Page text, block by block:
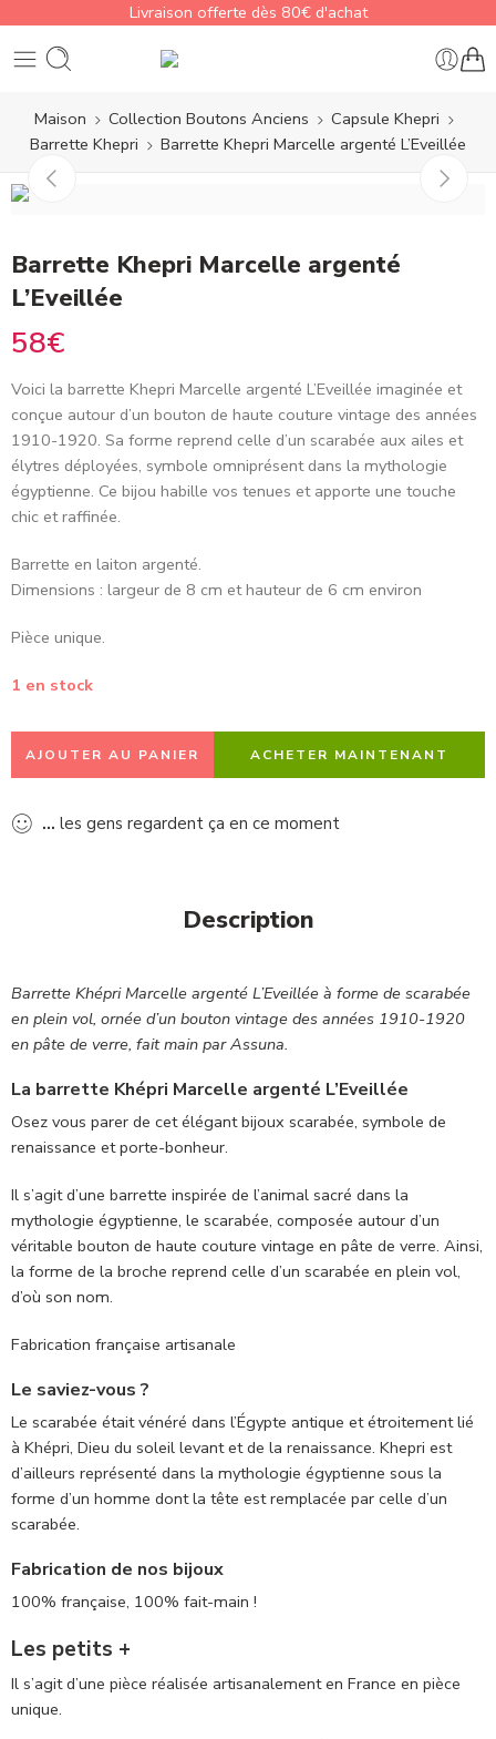
Livraison offerte dès 80€ d'achat
Maison Collection Boutons Anciens
Capsule Khepri
Barrette Khepri
Barrette Khepri Marcelle argenté L’Eveillée
Barrette Khepri Marcelle argenté
L’Eveillée
58€
Voici la barrette Khepri Marcelle argenté L’Eveillée imaginée et
conçue autour d’un bouton de haute couture vintage des années
1910-1920. Sa forme reprend celle d’un scarabée aux ailes et
élytres déployées, symbole omniprésent dans la mythologie
égyptienne. Ce bijou habille vos tenues et apporte une touche
chic et raffinée.
Barrette en laiton argenté.
Dimensions : largeur de 8 cm et hauteur de 6 cm environ
Pièce unique.
1 en stock
AJOUTER AU PANIER ACHETER MAINTENANT
... les gens regardent ça en ce moment
Description
Barrette Khépri Marcelle argenté L’Eveillée à forme de scarabée
en plein vol, ornée d’un bouton vintage des années 1910-1920
en pâte de verre, fait main par Assuna.
La barrette Khépri Marcelle argenté L’Eveillée
Osez vous parer de cet élégant bijoux scarabée, symbole de
renaissance et porte-bonheur.
Il s’agit d’une barrette inspirée de l’animal sacré dans la
mythologie égyptienne, le scarabée, composée autour d’un
véritable bouton de haute couture vintage en pâte de verre. Ainsi,
la forme de la broche reprend celle d’un scarabée en plein vol,
d’où son nom.
Fabrication française artisanale
Le saviez-vous ?
Le scarabée était vénéré dans l’Égypte antique et étroitement lié
à Khépri, Dieu du soleil levant et de la renaissance. Khepri est
d’ailleurs représenté dans la mythologie égyptienne sous la
forme d’un homme dont la tête est remplacée par celle d’un
scarabée.
Fabrication de nos bijoux
100% française, 100% fait-main !
Les petits +
Il s’agit d’une pièce réalisée artisanalement en France en pièce
unique.